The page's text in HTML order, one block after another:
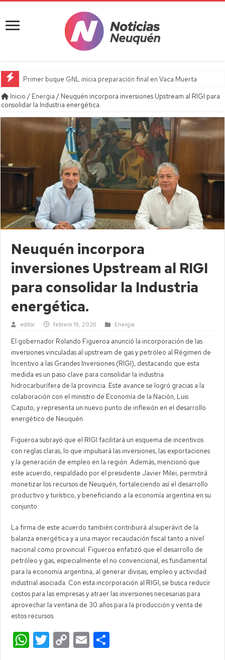
Primer buque GNL inicia preparación final en Vaca Muerta
Inicio / Energia / Neuquén incorpora inversiones Upstream al RIGI para
consolidar la Industria energética.
Neuquén incorpora
inversiones Upstream al RIGI
para consolidar la Industria
energética.
editor febrero 19, 2026 Energia
El gobernador Rolando Figueroa anunció la incorporación de las
inversiones vinculadas al upstream de gas y petróleo al Régimen de
Incentivo a las Grandes Inversiones (RIGI), destacando que esta
medida es un paso clave para consolidar la industria
hidrocarburífera de la provincia. Este avance se logró gracias a la
colaboración con el ministro de Economía de la Nación, Luis
Caputo, y representa un nuevo punto de inflexión en el desarrollo
energético de Neuquén.
Figueroa subrayó que el RIGI facilitará un esquema de incentivos
con reglas claras, lo que impulsará las inversiones, las exportaciones
y la generación de empleo en la región. Además, mencionó que
este acuerdo, respaldado por el presidente Javier Milei, permitirá
monetizar los recursos de Neuquén, fortaleciendo así el desarrollo
productivo y turístico, y beneficiando a la economía argentina en su
conjunto.
La firma de este acuerdo también contribuirá al superávit de la
balanza energética y a una mayor recaudación fiscal tanto a nivel
nacional como provincial. Figueroa enfatizó que el desarrollo de
petróleo y gas, especialmente el no convencional, es fundamental
para la economía argentina, al generar divisas, empleo y actividad
industrial asociada. Con esta incorporación al RIGI, se busca reducir
costos para las empresas y atraer las inversiones necesarias para
aprovechar la ventana de 30 años para la producción y venta de
estos recursos.
W T C E